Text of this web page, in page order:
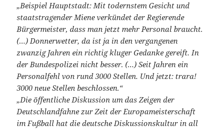
„Beispiel Hauptstadt: Mit todernstem Gesicht und
staatstragender Miene verkündet der Regierende
Bürgermeister, dass man jetzt mehr Personal braucht.
(…) Donnerwetter, da ist ja in den vergangenen
zwanzig Jahren ein richtig kluger Gedanke gereift. In
der Bundespolizei nicht besser. (…) Seit Jahren ein
Personalfehl von rund 3000 Stellen. Und jetzt: trara!
3000 neue Stellen beschlossen.“
„Die öffentliche Diskussion um das Zeigen der
Deutschlandfahne zur Zeit der Europameisterschaft
im Fußball hat die deutsche Diskussionskultur in all